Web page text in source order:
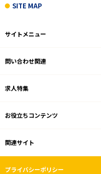
SITE MAP
サイトメニュー
問い合わせ関連
求人特集
お役立ちコンテンツ
関連サイト
プライバシーポリシー